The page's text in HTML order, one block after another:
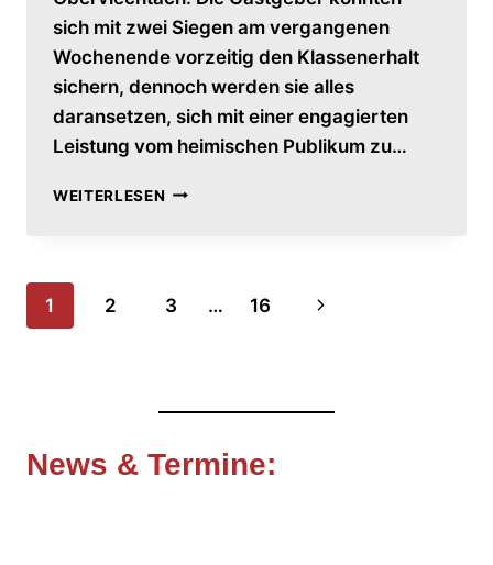
sich mit zwei Siegen am vergangenen
Wochenende vorzeitig den Klassenerhalt
sichern, dennoch werden sie alles
daransetzen, sich mit einer engagierten
Leistung vom heimischen Publikum zu…
WEITERLESENVORBERICHT:
I
Seitennavigation
1 2 3 … 16
Nächste
News & Termine: